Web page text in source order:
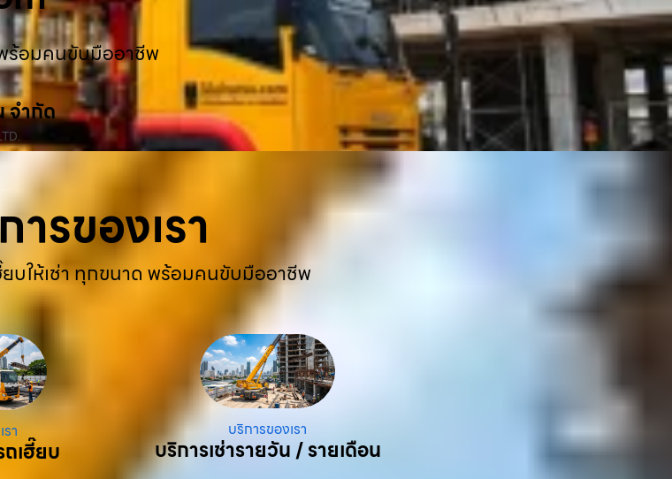
ร้อมคนขับมืออาชีพ
จำกัด
ารของเรา
ยบให้เช่า ทุกขนาด พร้อมคนขับมืออาชีพ
า
ถเฮี๊ยบ
บริการของเรา
บริการเช่ารายวัน / รายเดือน